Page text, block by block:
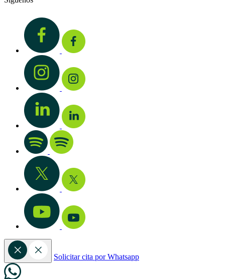
Solicitar cita por Whatsapp